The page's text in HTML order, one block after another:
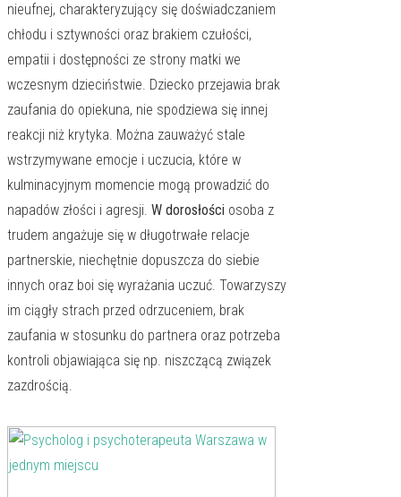
nieufnej, charakteryzujący się doświadczaniem
chłodu i sztywności oraz brakiem czułości,
empatii i dostępności ze strony matki we
wczesnym dzieciństwie. Dziecko przejawia brak
zaufania do opiekuna, nie spodziewa się innej
reakcji niż krytyka. Można zauważyć stale
wstrzymywane emocje i uczucia, które w
kulminacyjnym momencie mogą prowadzić do
napadów złości i agresji. W dorosłości osoba z
trudem angażuje się w długotrwałe relacje
partnerskie, niechętnie dopuszcza do siebie
innych oraz boi się wyrażania uczuć. Towarzyszy
im ciągły strach przed odrzuceniem, brak
zaufania w stosunku do partnera oraz potrzeba
kontroli objawiająca się np. niszczącą związek
zazdrością.